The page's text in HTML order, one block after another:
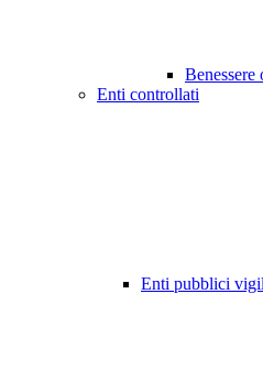
Benessere
Enti controllati
Enti pubblici